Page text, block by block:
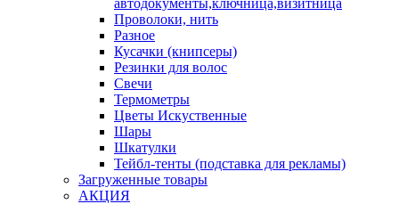
автодокументы,ключница,визитница
Проволоки, нить
Разное
Кусачки (книпсеры)
Резинки для волос
Свечи
Термометры
Цветы Искуственные
Шары
Шкатулки
Тейбл-тенты (подставка для рекламы)
Загруженные товары
АКЦИЯ